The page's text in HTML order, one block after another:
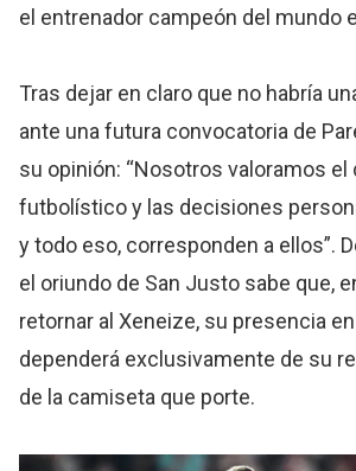
el entrenador campeón del mundo
Tras dejar en claro que no habría
ante una futura convocatoria de
su opinión: “Nosotros valoramos
futbolístico y las decisiones
y todo eso, corresponden a ellos”.
el oriundo de San Justo sabe que,
retornar al Xeneize, su presencia
dependerá exclusivamente de su
de la camiseta que porte.